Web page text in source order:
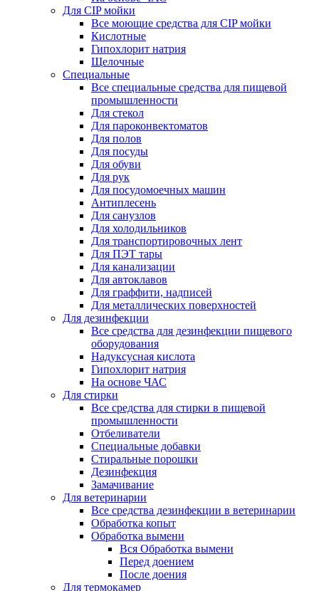
Для CIP мойки
Все моющие средства для CIP мойки
Кислотные
Гипохлорит натрия
Щелочные
Специальные
Все специальные средства для пищевой
промышленности
Для стекол
Для пароконвектоматов
Для полов
Для посуды
Для обуви
Для рук
Для посудомоечных машин
Антиплесень
Для санузлов
Для холодильников
Для транспортировочных лент
Для ПЭТ тары
Для канализации
Для автоклавов
Для граффити, надписей
Для металлических поверхностей
Для дезинфекции
Все средства для дезинфекции пищевого
оборудования
Надуксусная кислота
Гипохлорит натрия
На основе ЧАС
Для стирки
Все средства для стирки в пищевой
промышленности
Отбеливатели
Специальные добавки
Стиральные порошки
Дезинфекция
Замачивание
Для ветеринарии
Все средства дезинфекции в ветеринарии
Обработка копыт
Обработка вымени
Вся Обработка вымени
Перед доением
После доения
Для термокамер